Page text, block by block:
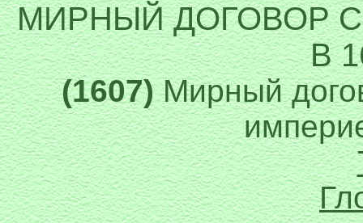
МИРНЫЙ ДОГОВОР
В
(1607)Мирный